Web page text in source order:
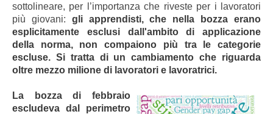
sottolineare, per l’importanza che riveste per i lavoratori
più giovani: gli apprendisti, che nella bozza erano
esplicitamente esclusi dall'ambito di applicazione
della norma, non compaiono più tra le categorie
escluse. Si tratta di un cambiamento che riguarda
oltre mezzo milione di lavoratori e lavoratrici.
La bozza di febbraio
escludeva dal perimetro